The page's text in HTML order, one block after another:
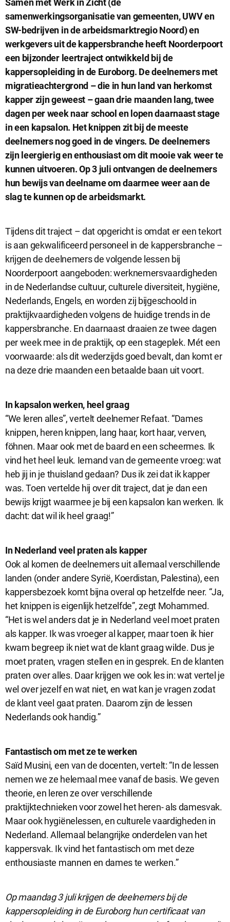
Sluit
Noodzakelijke cookies
Noodzakelijke cookies zijn noodzakelijk om de website te laten
Functionele cookies
Functionele cookies hebben een functionele rol binnen de
Analytische cookies
Analytische cookies geven ons inzicht in hoe de website wordt
gebruikt. Op basis van deze informatie kunnen wij deze website
gebruiksvriendelijker maken.
Marketing cookies
Marketing cookies worden gebruikt om relevante advertenties te
kunnen tonen op advertentieplatformen zoals Facebook en
Google. De cookies delen individuele gegevens over jouw
Selectie accepteren
Alle cookies accepteren
Samen met Werk in Zicht (de
samenwerkingsorganisatie van gemeenten, UWV en
SW-bedrijven in de arbeidsmarktregio Noord) en
werkgevers uit de kappersbranche heeft Noorderpoort
een bijzonder leertraject ontwikkeld bij de
kappersopleiding in de Euroborg. De deelnemers met
migratieachtergrond – die in hun land van herkomst
kapper zijn geweest – gaan drie maanden lang, twee
dagen per week naar school en lopen daarnaast stage
in een kapsalon. Het knippen zit bij de meeste
deelnemers nog goed in de vingers. De deelnemers
zijn leergierig en enthousiast om dit mooie vak weer te
kunnen uitvoeren. Op 3 juli ontvangen de deelnemers
hun bewijs van deelname om daarmee weer aan de
slag te kunnen op de arbeidsmarkt.
Tijdens dit traject – dat opgericht is omdat er een tekort
is aan gekwalificeerd personeel in de kappersbranche –
krijgen de deelnemers de volgende lessen bij
Noorderpoort aangeboden: werknemersvaardigheden
in de Nederlandse cultuur, culturele diversiteit, hygiëne,
Nederlands, Engels, en worden zij bijgeschoold in
praktijkvaardigheden volgens de huidige trends in de
kappersbranche. En daarnaast draaien ze twee dagen
per week mee in de praktijk, op een stageplek. Mét een
voorwaarde: als dit wederzijds goed bevalt, dan komt er
na deze drie maanden een betaalde baan uit voort.
In kapsalon werken, heel graag
“We leren alles”, vertelt deelnemer Refaat. “Dames
knippen, heren knippen, lang haar, kort haar, verven,
föhnen. Maar ook met de baard en een scheermes. Ik
vind het heel leuk. Iemand van de gemeente vroeg: wat
heb jij in je thuisland gedaan? Dus ik zei dat ik kapper
was. Toen vertelde hij over dit traject, dat je dan een
bewijs krijgt waarmee je bij een kapsalon kan werken. Ik
dacht: dat wil ik heel graag!”
In Nederland veel praten als kapper
Ook al komen de deelnemers uit allemaal verschillende
landen (onder andere Syrië, Koerdistan, Palestina), een
kappersbezoek komt bijna overal op hetzelfde neer. “Ja,
het knippen is eigenlijk hetzelfde”, zegt Mohammed.
“Het is wel anders dat je in Nederland veel moet praten
als kapper. Ik was vroeger al kapper, maar toen ik hier
kwam begreep ik niet wat de klant graag wilde. Dus je
moet praten, vragen stellen en in gesprek. En de klanten
praten over alles. Daar krijgen we ook les in: wat vertel je
wel over jezelf en wat niet, en wat kan je vragen zodat
de klant veel gaat praten. Daarom zijn de lessen
Nederlands ook handig.”
Fantastisch om met ze te werken
Saïd Musini, een van de docenten, vertelt: “In de lessen
nemen we ze helemaal mee vanaf de basis. We geven
theorie, en leren ze over verschillende
praktijktechnieken voor zowel het heren- als damesvak.
Maar ook hygiënelessen, en culturele vaardigheden in
Nederland. Allemaal belangrijke onderdelen van het
kappersvak. Ik vind het fantastisch om met deze
enthousiaste mannen en dames te werken.”
Op maandag 3 juli krijgen de deelnemers bij de
kappersopleiding in de Euroborg hun certificaat van